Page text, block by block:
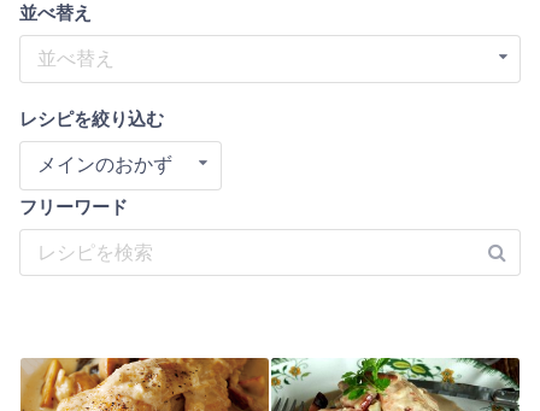
並べ替え
並べ替え
レシピを絞り込む
メインのおかず
フリーワード